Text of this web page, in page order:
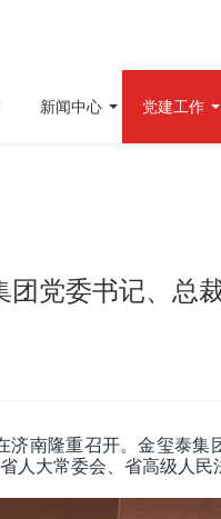
新闻中心 党建工作
党委书记、总
济南隆重召开。金玺泰集
人大常委会、省高级人民